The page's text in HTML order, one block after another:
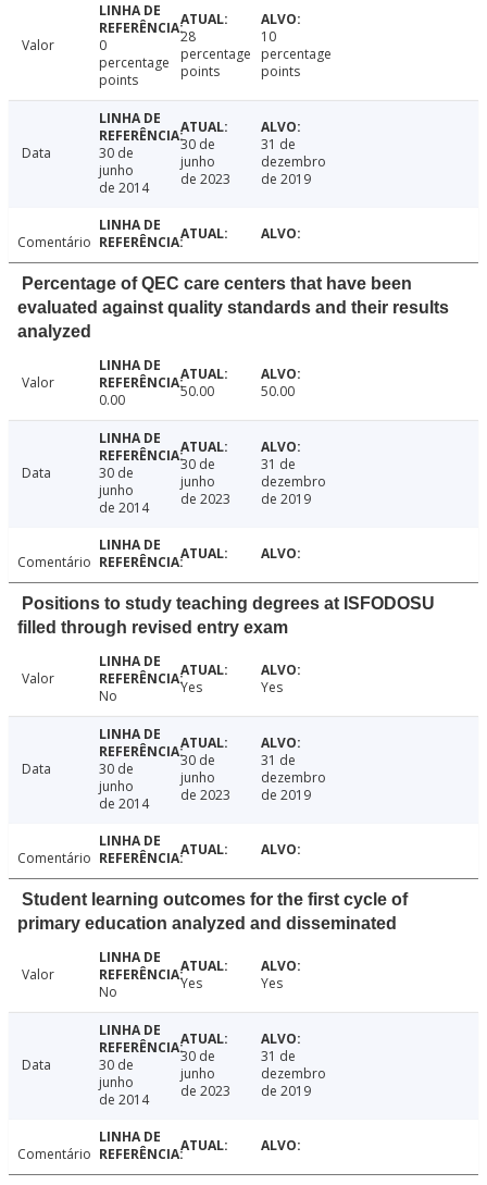
Valor
0
percentage
points
28
percentage
points
10
percentage
points
Data
30 de
junho
de 2014
30 de
junho
de 2023
31 de
dezembro
de 2019
Comentário
Percentage of QEC care centers that have been
evaluated against quality standards and their results
analyzed
Valor
0.00
50.00 50.00
Data
30 de
junho
de 2014
30 de
junho
de 2023
31 de
dezembro
de 2019
Comentário
Positions to study teaching degrees at ISFODOSU
filled through revised entry exam
Valor
No
Yes Yes
Data
30 de
junho
de 2014
30 de
junho
de 2023
31 de
dezembro
de 2019
Comentário
Student learning outcomes for the first cycle of
primary education analyzed and disseminated
Valor
No
Yes Yes
Data
30 de
junho
de 2014
30 de
junho
de 2023
31 de
dezembro
de 2019
Comentário